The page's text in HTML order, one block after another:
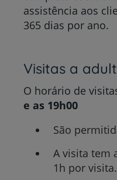
assistência aos
365 dias por ano.
Visitas a
O horário de
e as 19h00
São
A visita tem
1h por visita.